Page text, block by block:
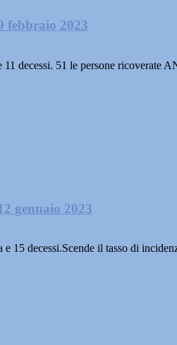
febbraio 2023
decessi. 51 le persone ricoverate
gennaio 2023
15 decessi.Scende il tasso di